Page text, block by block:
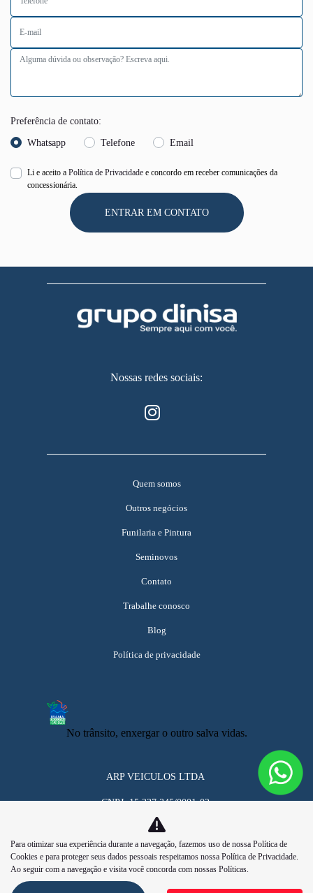
Preferência de contato:
Whatsapp Telefone Email
Li e aceito a Política de Privacidade e concordo em receber comunicações da
concessionária.
ENTRAR EM CONTATO
Nossas redes sociais:
Quem somos
Outros negócios
Funilaria e Pintura
Seminovos
Contato
Trabalhe conosco
Blog
Política de privacidade
No trânsito, enxergar o outro salva vidas.
ARP VEICULOS LTDA
CNPJ: 15.337.345/0001-02
Para otimizar sua experiência durante a navegação, fazemos uso de nossa Política de
Cookies e para proteger seus dados pessoais respeitamos nossa Política de Privacidade.
Ao seguir com a navegação e visita você concorda com nossas Políticas.